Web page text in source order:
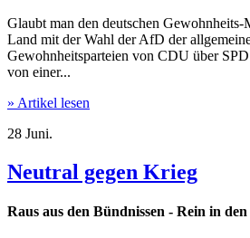
Glaubt man den deutschen
Land mit der Wahl der AfD der
Gewohnheitsparteien von CDU über
von einer...
» Artikel lesen
28 Juni.
Neutral gegen Krieg
Raus aus den Bündnissen - Rein in